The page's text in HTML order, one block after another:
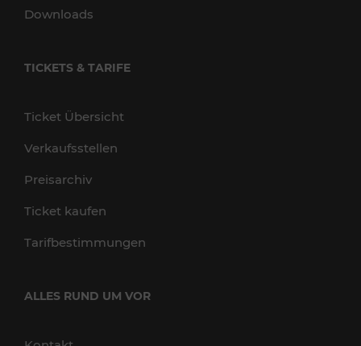
Downloads
TICKETS & TARIFE
Ticket Übersicht
Verkaufsstellen
Preisarchiv
Ticket kaufen
Tarifbestimmungen
ALLES RUND UM VOR